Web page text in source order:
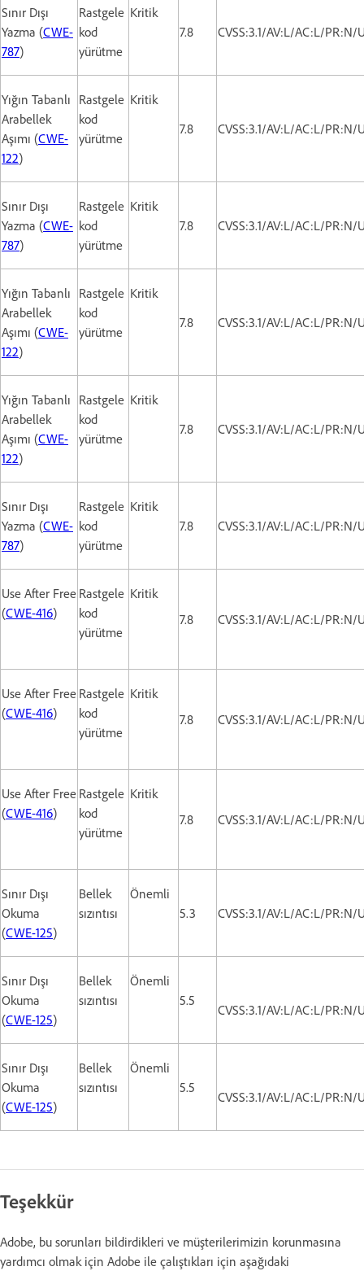
Sınır Dışı
Yazma (CWE-
787)
Rastgele
kod
yürütme
Kritik
7.8
CVSS:3.1/AV:L/AC:L/
Yığın Tabanlı
Arabellek
Aşımı (CWE-
122)
Rastgele
kod
yürütme
Kritik
7.8
CVSS:3.1/AV:L/AC:L/
Sınır Dışı
Yazma (CWE-
787)
Rastgele
kod
yürütme
Kritik
7.8
CVSS:3.1/AV:L/AC:L/
Yığın Tabanlı
Arabellek
Aşımı (CWE-
122)
Rastgele
kod
yürütme
Kritik
7.8
CVSS:3.1/AV:L/AC:L/
Yığın Tabanlı
Arabellek
Aşımı (CWE-
122)
Rastgele
kod
yürütme
Kritik
7.8
CVSS:3.1/AV:L/AC:L/
Sınır Dışı
Yazma (CWE-
787)
Rastgele
kod
yürütme
Kritik
7.8
CVSS:3.1/AV:L/AC:L/
Use After Free
(CWE-416)
Rastgele
kod
yürütme
Kritik
7.8
CVSS:3.1/AV:L/AC:L/
Use After Free
(CWE-416)
Rastgele
kod
yürütme
Kritik
7.8
CVSS:3.1/AV:L/AC:L/
Use After Free
(CWE-416)
Rastgele
kod
yürütme
Kritik
7.8
CVSS:3.1/AV:L/AC:L/
Sınır Dışı
Okuma
(CWE-125)
Bellek
sızıntısı
Önemli
5.3
CVSS:3.1/AV:L/AC:L/
Sınır Dışı
Okuma
(CWE-125)
Bellek
sızıntısı
Önemli
5.5
CVSS:3.1/AV:L/AC:L/
Sınır Dışı
Okuma
(CWE-125)
Bellek
sızıntısı
Önemli
5.5
CVSS:3.1/AV:L/AC:L/
Teşekkür
Adobe, bu sorunları bildirdikleri ve müşterilerimizin korunmasına
yardımcı olmak için Adobe ile çalıştıkları için aşağıdaki